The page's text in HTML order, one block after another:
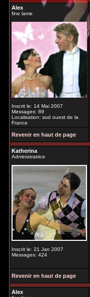
Alex
fine lame
Inscrit le: 14 Mai 2007
Messages: 89
Localisation: sud ouest de la
France
Revenir en haut de page
Katherina
Administratrice
Inscrit le: 21 Jan 2007
Messages: 424
Revenir en haut de page
Alex